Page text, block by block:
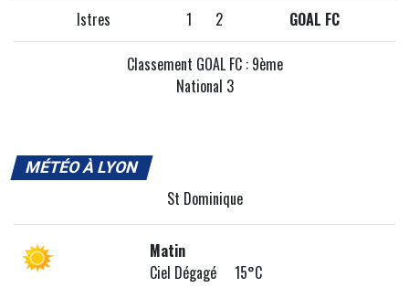
Istres 1 2 GOAL FC
Classement GOAL FC : 9ème
National 3
MÉTÉO À LYON
St Dominique
Matin
Ciel Dégagé 15°C